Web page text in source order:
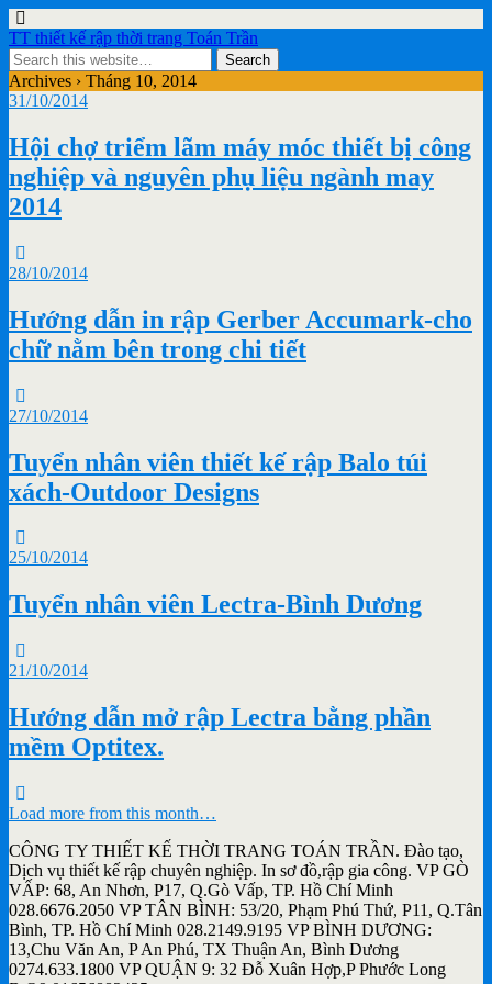
TT thiết kế rập thời trang Toán Trần
Archives › Tháng 10, 2014
31/10/2014
Hội chợ triểm lãm máy móc thiết bị công
nghiệp và nguyên phụ liệu ngành may
2014
28/10/2014
Hướng dẫn in rập Gerber Accumark-cho
chữ nằm bên trong chi tiết
27/10/2014
Tuyển nhân viên thiết kế rập Balo túi
xách-Outdoor Designs
25/10/2014
Tuyển nhân viên Lectra-Bình Dương
21/10/2014
Hướng dẫn mở rập Lectra bằng phần
mềm Optitex.
Load more from this month…
CÔNG TY THIẾT KẾ THỜI TRANG TOÁN TRẦN. Đào tạo,
Dịch vụ thiết kế rập chuyên nghiệp. In sơ đồ,rập gia công. VP GÒ
VẤP: 68, An Nhơn, P17, Q.Gò Vấp, TP. Hồ Chí Minh
028.6676.2050 VP TÂN BÌNH: 53/20, Phạm Phú Thứ, P11, Q.Tân
Bình, TP. Hồ Chí Minh 028.2149.9195 VP BÌNH DƯƠNG:
13,Chu Văn An, P An Phú, TX Thuận An, Bình Dương
0274.633.1800 VP QUẬN 9: 32 Đỗ Xuân Hợp,P Phước Long